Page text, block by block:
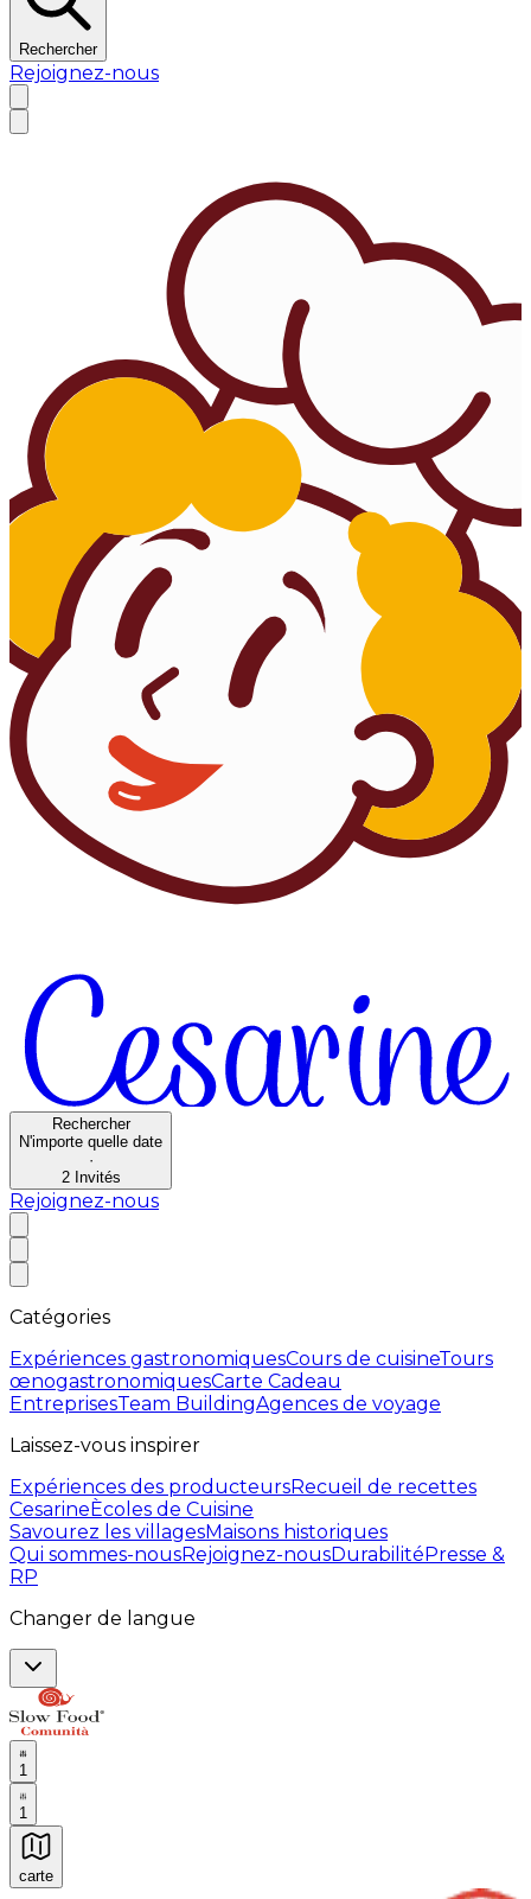
Rechercher
Rejoignez-nous
Rechercher
N'importe quelle date
·
2 Invités
Rejoignez-nous
Catégories
Expériences gastronomiquesCours de cuisineTours
œnogastronomiquesCarte Cadeau
EntreprisesTeam BuildingAgences de voyage
Laissez-vous inspirer
Expériences des producteursRecueil de recettes
CesarineÈcoles de Cuisine
Savourez les villagesMaisons historiques
Qui sommes-nousRejoignez-nousDurabilitéPresse &
RP
Changer de langue
1
1
carte